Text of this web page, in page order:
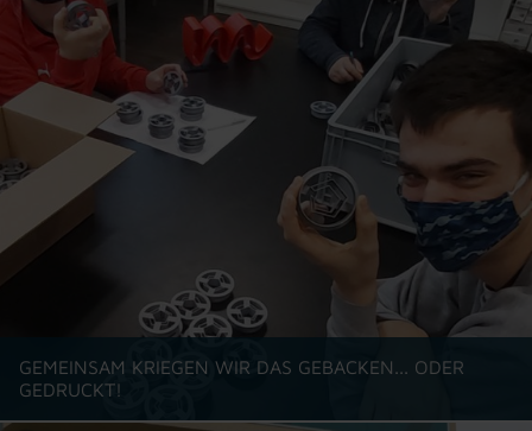
GEMEINSAM KRIEGEN WIR DAS GEBACKEN... ODER
GEDRUCKT!